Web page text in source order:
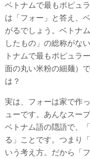
ベトナムで最もポピュ
は「フォー」と答え、
がるでしょう。ベトナ
したもの」の総称がな
トナムで最もポピュラ
面の丸い米粉の細麺）
は？
実は、フォーは家で作
ューです。あんなスー
ベトナム語の隠語で、
る」ことです。つまり
いう考え方。だから「